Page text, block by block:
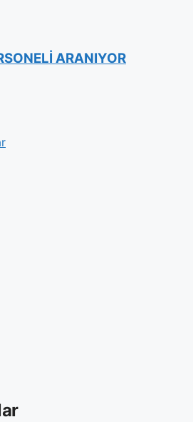
ARANIYOR